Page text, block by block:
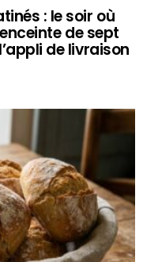
: le soir où
de sept
de livraison